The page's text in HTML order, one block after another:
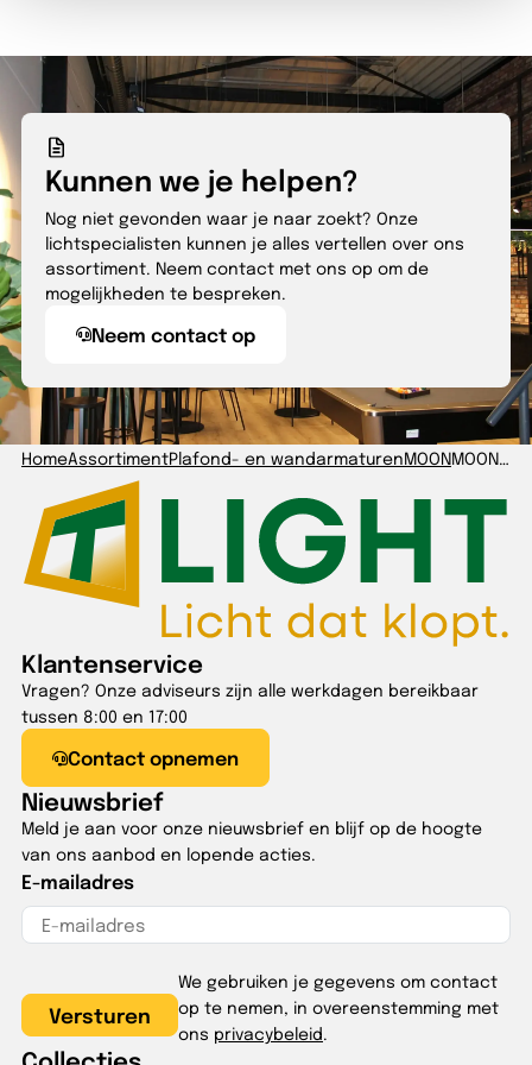
Kunnen we je helpen?
Nog niet gevonden waar je naar zoekt? Onze
lichtspecialisten kunnen je alles vertellen over ons
assortiment. Neem contact met ons op om de
mogelijkheden te bespreken.
Neem contact op
HomeAssortimentPlafond- en wandarmaturenMOONMOON Ø400mm 40W-830/840 DALI zwart
Klantenservice
Vragen? Onze adviseurs zijn alle werkdagen bereikbaar
tussen 8:00 en 17:00
Contact opnemen
Nieuwsbrief
Meld je aan voor onze nieuwsbrief en blijf op de hoogte
van ons aanbod en lopende acties.
E-mailadres
We gebruiken je gegevens om contact
op te nemen, in overeenstemming met
ons privacybeleid.